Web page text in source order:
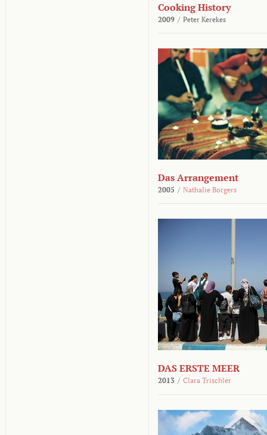
Cooking History
2009 / Peter Kerekes
Das Arrangement
2005 / Nathalie Borgers
DAS ERSTE MEER
2013 / Clara Trischler